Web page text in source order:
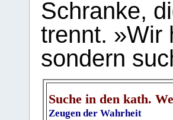
Schranke,
trennt. »Wir
sondern
Suche in den kath.
Zeugen der Wahrheit